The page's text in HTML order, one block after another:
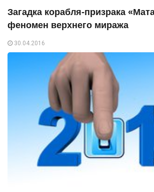
Загадка корабля-призрака
феномен верхнего миража
30.04.2016